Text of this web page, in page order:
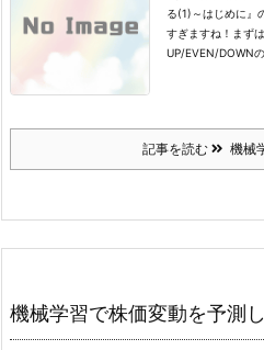
る(1)～はじめに』
すぎますね！ まず
UP/EVEN/DOWN
記事を読む 機械
機械学習で株価変動を予測